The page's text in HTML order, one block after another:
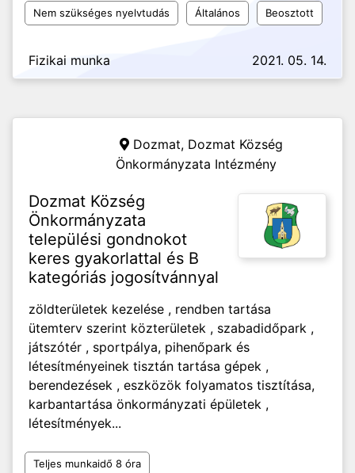
Nem szükséges nyelvtudás Általános Beosztott
Fizikai munka 2021. 05. 14.
Dozmat, Dozmat Község
Önkormányzata Intézmény
Dozmat Község
Önkormányzata
települési gondnokot
keres gyakorlattal és B
kategóriás jogosítvánnyal
zöldterületek kezelése , rendben tartása
ütemterv szerint közterületek , szabadidőpark ,
játszótér , sportpálya, pihenőpark és
létesítményeinek tisztán tartása gépek ,
berendezések , eszközök folyamatos tisztítása,
karbantartása önkormányzati épületek ,
létesítmények...
Teljes munkaidő 8 óra